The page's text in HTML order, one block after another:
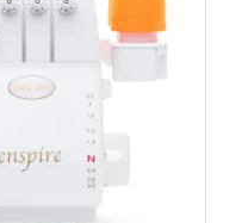
DETAILS